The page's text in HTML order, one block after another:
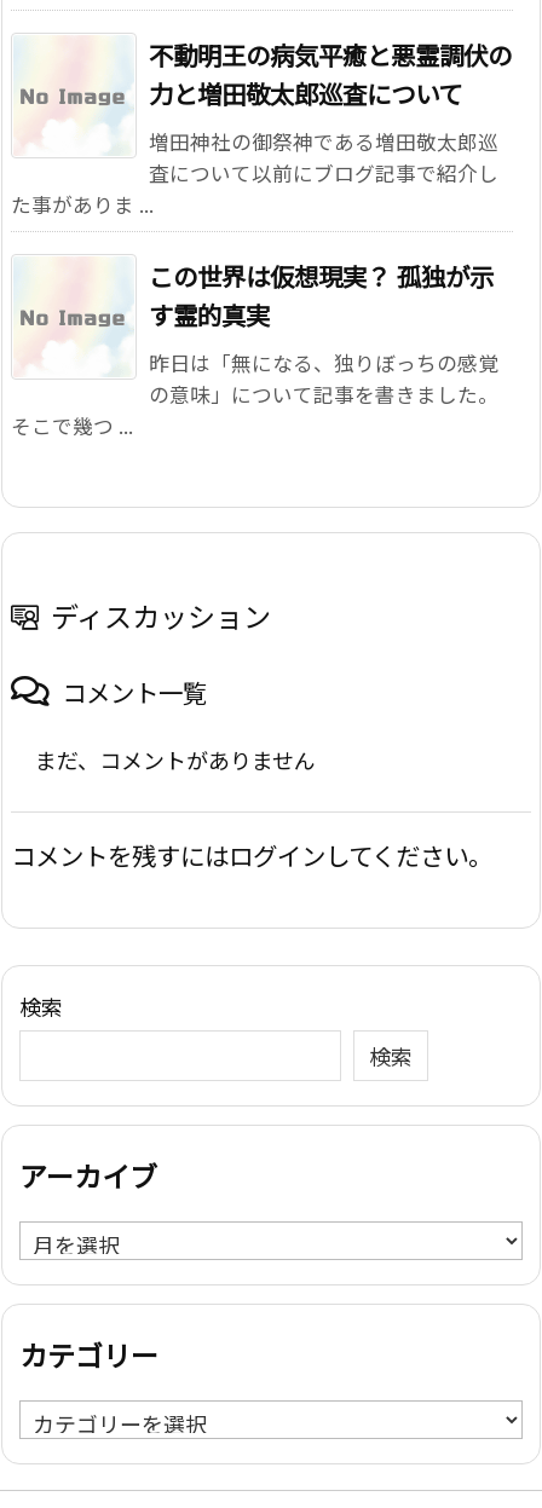
不動明王の病気平癒と悪霊調伏の
力と増田敬太郎巡査について
増田神社の御祭神である増田敬太郎巡
査について以前にブログ記事で紹介し
た事がありま ...
この世界は仮想現実？ 孤独が示
す霊的真実
昨日は「無になる、独りぼっちの感覚
の意味」について記事を書きました。
そこで幾つ ...
ディスカッション
コメント一覧
まだ、コメントがありません
コメントを残すにはログインしてください。
検索
検索
アーカイブ
ア
ー
カ
ブ
カテゴリー
カ
テ